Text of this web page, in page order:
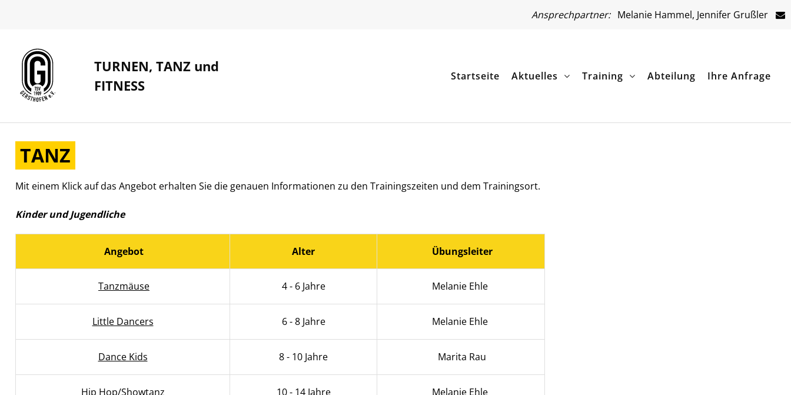
Ansprechpartner:Melanie Hammel, Jennifer Grußler
TURNEN, TANZ und
FITNESS
Startseite Aktuelles Training Abteilung Ihre Anfrage
TANZ
Mit einem Klick auf das Angebot erhalten Sie die genauen Informationen zu den Trainingszeiten und dem Trainingsort.
Kinder und Jugendliche
Angebot Alter Übungsleiter
Tanzmäuse 4 - 6 Jahre Melanie Ehle
Little Dancers 6 - 8 Jahre Melanie Ehle
Dance Kids 8 - 10 Jahre Marita Rau
Hip Hop/Showtanz 10 - 14 Jahre Melanie Ehle